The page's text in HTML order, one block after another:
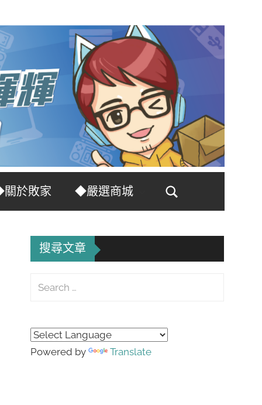
於敗家
◆嚴選商城
Search
搜尋文章
Search
Powered by Translate